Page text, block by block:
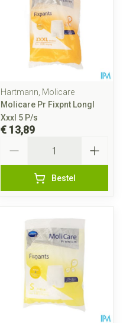
Hartmann, Molicare
Molicare Pr Fixpnt Longl
Xxxl 5 P/s
€ 13,89
Bestel